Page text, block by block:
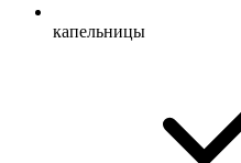
капельницы